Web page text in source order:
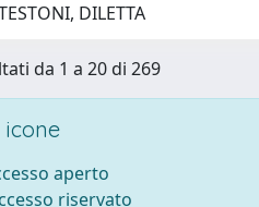
DILETTA
da 1 a 20 di 269
icone
aperto
riservato